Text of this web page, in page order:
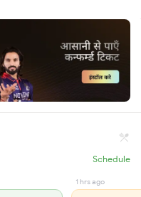
Schedule
1 hrs ago